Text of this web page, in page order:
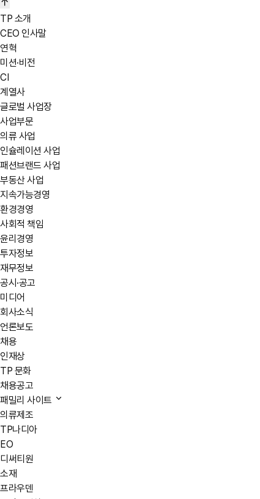
업무수행에 필요한 영어 회화 능력 검사
채용검진
회사가 지정한 기관에서 입사 전 채용 검진
TP 소개
CEO 인사말
연혁
미션·비전
CI
계열사
글로벌 사업장
사업부문
의류 사업
인슐레이션 사업
패션브랜드 사업
부동산 사업
지속가능경영
환경경영
사회적 책임
윤리경영
투자정보
재무정보
공시·공고
미디어
회사소식
언론보도
채용
인재상
TP 문화
채용공고
패밀리 사이트
의류제조
TP나디아
EO
디써티원
소재
프라우덴